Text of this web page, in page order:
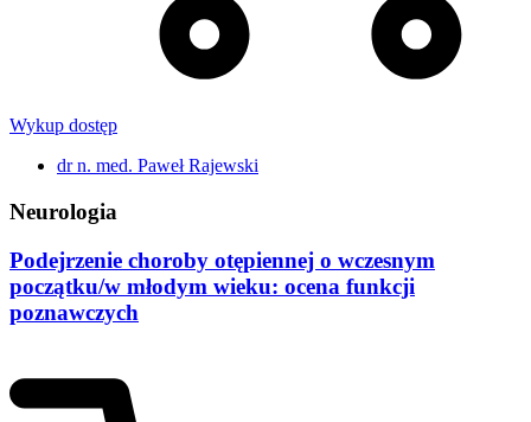
Wykup dostęp
dr n. med. Paweł Rajewski
Neurologia
Podejrzenie choroby otępiennej o wczesnym
początku/w młodym wieku: ocena funkcji
poznawczych